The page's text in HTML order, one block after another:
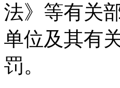
法》等有关
单位及其有
罚。